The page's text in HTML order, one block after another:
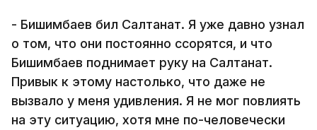
- Бишимбаев бил Салтанат. Я уже давно узнал
о том, что они постоянно ссорятся, и что
Бишимбаев поднимает руку на Салтанат.
Привык к этому настолько, что даже не
вызвало у меня удивления. Я не мог повлиять
на эту ситуацию, хотя мне по-человечески